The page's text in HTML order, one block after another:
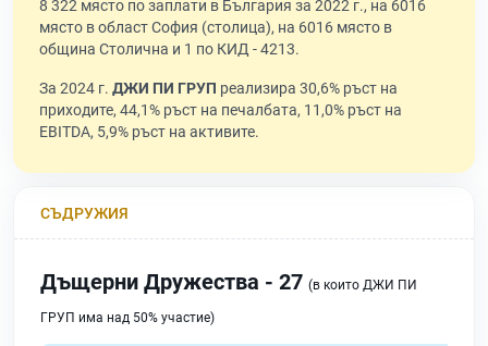
8 322 място по заплати в България за 2022 г., на 6016
място в област София (столица), на 6016 място в
община Столична и 1 по КИД - 4213.
За 2024 г. ДЖИ ПИ ГРУП реализира 30,6% ръст на
приходите, 44,1% ръст на печалбата, 11,0% ръст на
EBITDA, 5,9% ръст на активите.
СЪДРУЖИЯ
Дъщерни Дружества - 27 (в които ДЖИ ПИ
ГРУП има над 50% участие)